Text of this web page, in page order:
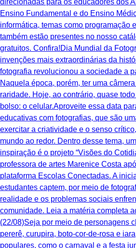
direcionadas para os educadores dos
Ensino Fundamental e do Ensino
informática, temas como programação
também estão presentes no nosso
gratuitos. Confira!Dia Mundial da
invenções mais extraordinárias da
fotografia revolucionou a sociedade a
Naquela época, porém, ter uma
raridade. Hoje, ao contrário, quase
bolso: o celular.Aproveite essa data
educativas com fotografias, que são
exercitar a criatividade e o senso
mundo ao redor. Dentro desse tema,
inspiração é o projeto “Visões do
professora de artes Marenice Costa
plataforma Escolas Conectadas. A
estudantes captem, por meio de
realidade e os problemas sociais
comunidade. Leia a matéria completa
(22/08)Seja por meio de personagens
pererê, curupira, boto-cor-de-rosa e
populares, como o carnaval e a festa